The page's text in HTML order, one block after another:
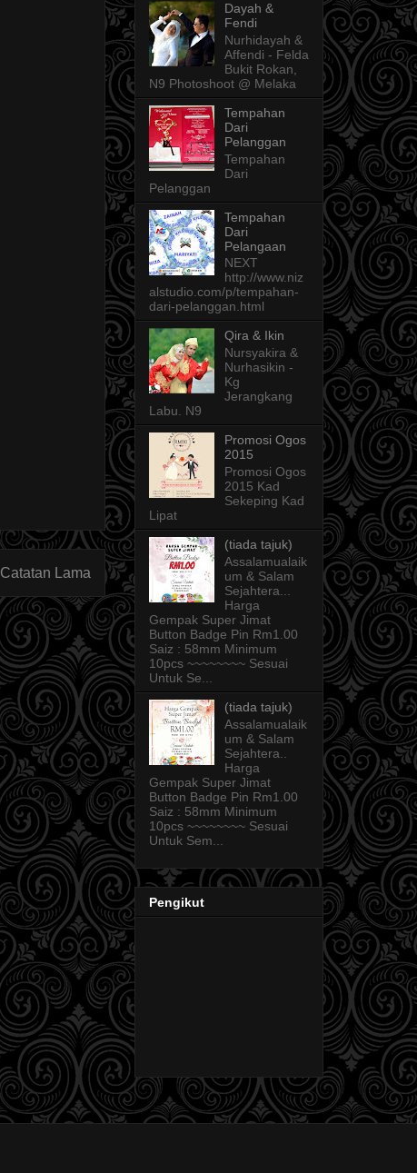
Catatan Lama
Dayah &
Fendi
Nurhidayah &
Affendi - Felda
Bukit Rokan,
N9 Photoshoot @ Melaka
Tempahan
Dari
Pelanggan
Tempahan
Dari
Pelanggan
Tempahan
Dari
Pelangaan
NEXT
http://www.niz
alstudio.com/p/tempahan-
dari-pelanggan.html
Qira & Ikin
Nursyakira &
Nurhasikin -
Kg
Jerangkang
Labu. N9
Promosi Ogos
2015
Promosi Ogos
2015 Kad
Sekeping Kad
Lipat
(tiada tajuk)
Assalamualaik
um & Salam
Sejahtera...
Harga
Gempak Super Jimat
Button Badge Pin Rm1.00
Saiz : 58mm Minimum
10pcs ~~~~~~~~ Sesuai
Untuk Se...
(tiada tajuk)
Assalamualaik
um & Salam
Sejahtera..
Harga
Gempak Super Jimat
Button Badge Pin Rm1.00
Saiz : 58mm Minimum
10pcs ~~~~~~~~ Sesuai
Untuk Sem...
Pengikut